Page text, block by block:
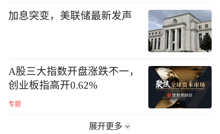
加息突变，美联储最新发声
A股三大指数开盘涨跌不一，
创业板指高开0.62%
专题
展开更多